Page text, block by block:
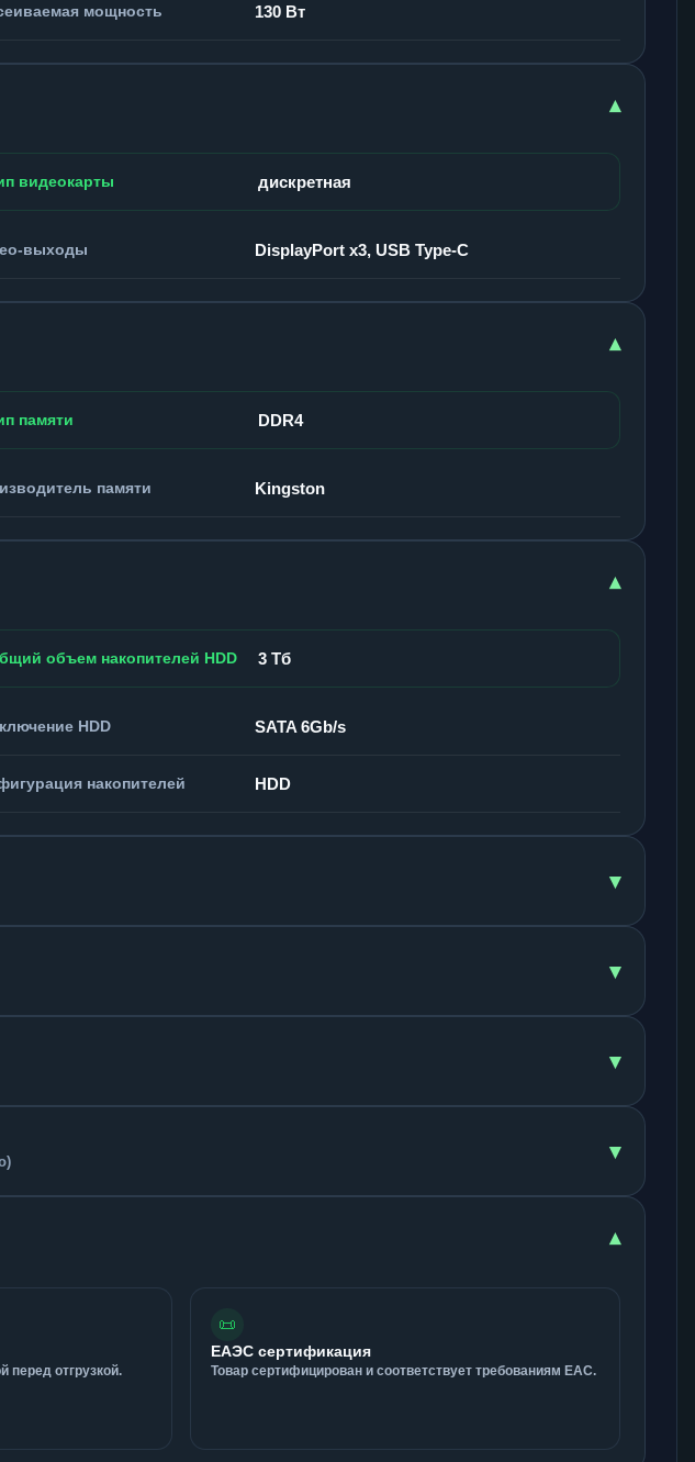
мощность 130 Вт
▾
видеокарты дискретная
выходы DisplayPort x3, USB Type-C
▾
памяти DDR4
памяти Kingston
▾
объем накопителей HDD 3 Тб
HDD SATA 6Gb/s
накопителей HDD
▾
▾
▾
▾
▾
перед отгрузкой.
📜
ЕАЭС сертификация
Товар сертифицирован и соответствует требованиям ЕАС.